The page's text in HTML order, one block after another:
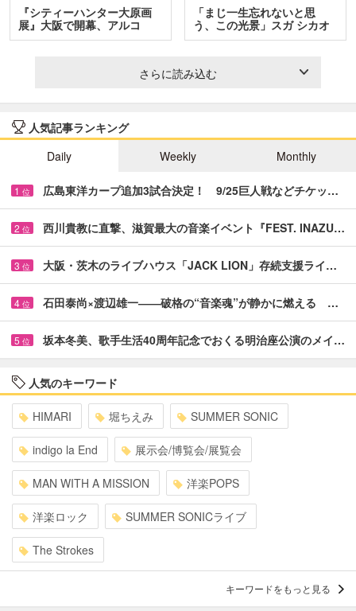
『シティーハンター大原画
展』大阪で開幕、アルコ
＆…
「まじ一生忘れないと思
う、この光景」スガ シカオ
と…
さらに読み込む
人気記事ランキング
Daily
Weekly Monthly
1 位 広島東洋カープ追加3試合決定！ 9/25巨人戦などチケッ…
2 位 西川貴教に直撃、滋賀最大の音楽イベント『FEST. INAZU…
3 位 大阪・茨木のライブハウス「JACK LION」存続支援ライ…
4 位 石田泰尚×渡辺雄一――破格の“音楽魂”が静かに燃える …
5 位 坂本冬美、歌手生活40周年記念でおくる明治座公演のメイ…
人気のキーワード
HIMARI 堀ちえみ SUMMER SONIC
indigo la End 展示会/博覧会/展覧会
MAN WITH A MISSION 洋楽POPS
洋楽ロック SUMMER SONICライブ
The Strokes
キーワードをもっと見る